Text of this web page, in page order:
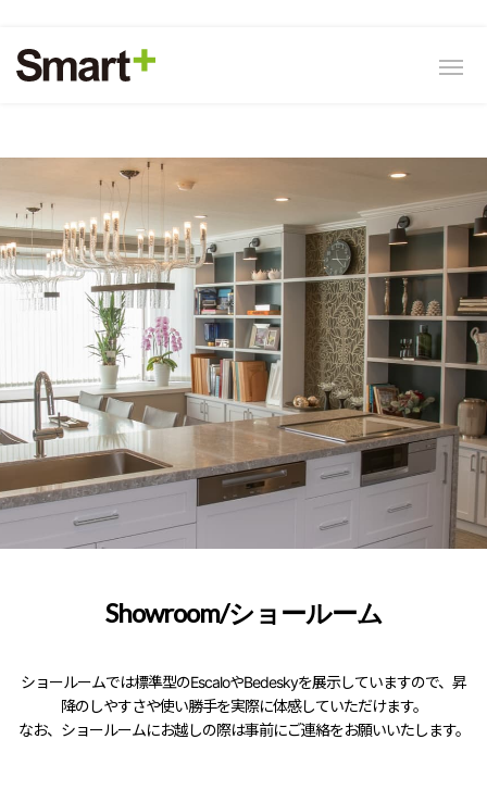
Showroom/ショールーム
ショールームでは標準型のEscaloやBedeskyを展示していますので、昇
降のしやすさや使い勝手を実際に体感していただけます。
なお、ショールームにお越しの際は事前にご連絡をお願いいたします。